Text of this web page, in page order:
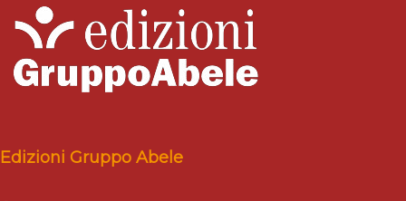
Edizioni Gruppo Abele